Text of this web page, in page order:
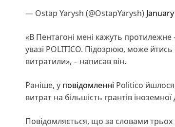
— Ostap Yarysh (@OstapYarysh)
«В Пентагоні мені кажуть
увазі POLITICO. Підозрюю, може
витратили», – написав він.
Раніше, у повідомленні Politico
витрат на більшість грантів
Повідомляється, що за словами трьох